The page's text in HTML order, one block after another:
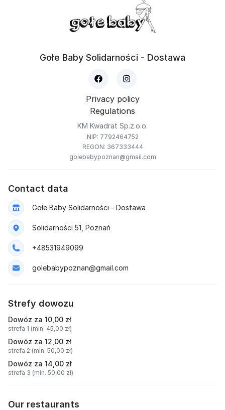
Gołe Baby Solidarności - Dostawa
Privacy policy
Regulations
KM Kwadrat Sp.z.o.o.
NIP: 7792464752
REGON: 367333444
golebabypoznan@gmail.com
Contact data
Gołe Baby Solidarności - Dostawa
Solidarności 51, Poznań
+48531949099
golebabypoznan@gmail.com
Strefy dowozu
Dowóz za 10,00 zł
strefa 1 (min. 45,00 zł)
Dowóz za 12,00 zł
strefa 2 (min. 50,00 zł)
Dowóz za 14,00 zł
strefa 3 (min. 50,00 zł)
Our restaurants